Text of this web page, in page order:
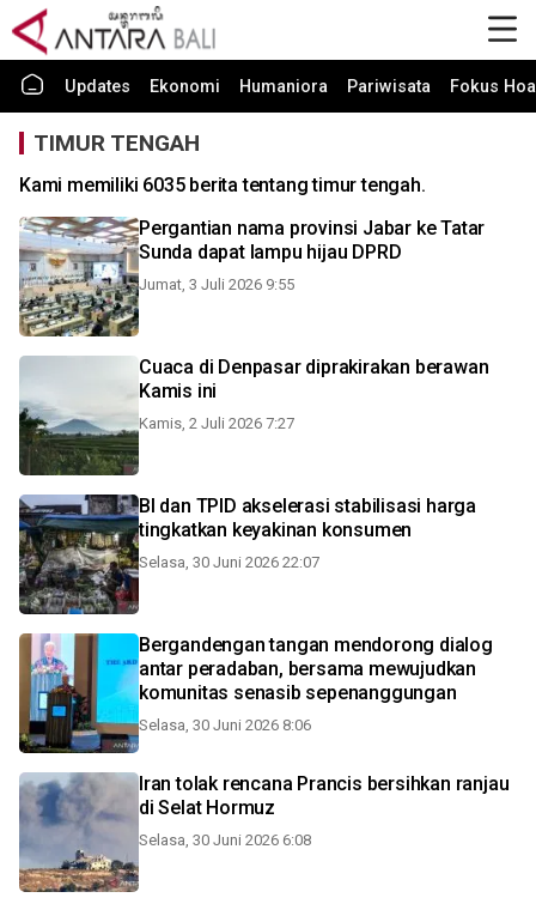
Updates Ekonomi Humaniora Pariwisata Fokus
TIMUR TENGAH
Kami memiliki 6035 berita tentang timur tengah.
Pergantian nama provinsi Jabar ke Tatar
Sunda dapat lampu hijau DPRD
Jumat, 3 Juli 2026 9:55
Cuaca di Denpasar diprakirakan berawan
Kamis ini
Kamis, 2 Juli 2026 7:27
BI dan TPID akselerasi stabilisasi harga
tingkatkan keyakinan konsumen
Selasa, 30 Juni 2026 22:07
Bergandengan tangan mendorong dialog
antar peradaban, bersama mewujudkan
komunitas senasib sepenanggungan
Selasa, 30 Juni 2026 8:06
Iran tolak rencana Prancis bersihkan ranjau
di Selat Hormuz
Selasa, 30 Juni 2026 6:08